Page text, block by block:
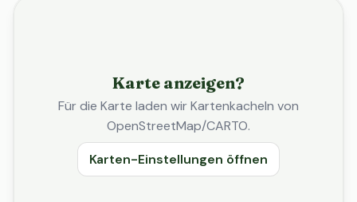
Karte anzeigen?
Für die Karte laden wir Kartenkacheln von
OpenStreetMap/CARTO.
Karten-Einstellungen öffnen